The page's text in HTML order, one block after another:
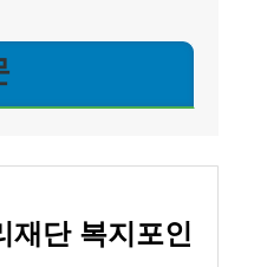
재단 복지포인